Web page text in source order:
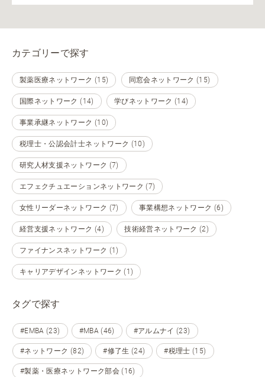
カテゴリーで探す
製薬医療ネットワーク (15) 同窓会ネットワーク (15)
国際ネットワーク (14) 学びネットワーク (14)
事業承継ネットワーク (10)
税理士・公認会計士ネットワーク (10)
研究人材支援ネットワーク (7)
エフェクチュエーションネットワーク (7)
女性リーダーネットワーク (7) 事業構想ネットワーク (6)
経営支援ネットワーク (4) 技術経営ネットワーク (2)
ファイナンスネットワーク (1)
キャリアデザインネットワーク (1)
タグで探す
#EMBA (23) #MBA (46) #アルムナイ (23)
#ネットワーク (82) #修了生 (24) #税理士 (15)
#製薬・医療ネットワーク部会 (16)